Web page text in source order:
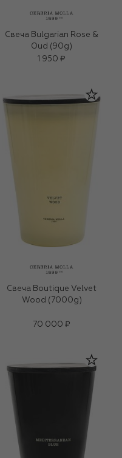
Свеча Bulgarian Rose &
Oud (90g)
1 950 ₽
Свеча Boutique Velvet
Wood (7000g)
70 000 ₽